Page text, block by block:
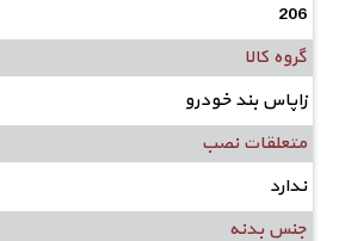
206
گروه کالا
زاپاس بند خودرو
متعلقات نصب
ندارد
جنس بدنه